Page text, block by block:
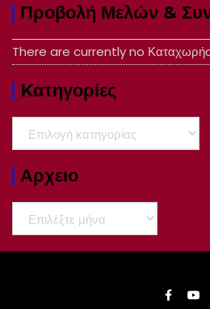
Προβολή Μελών &
There are currently no
Kατηγορίες
Αρχειο